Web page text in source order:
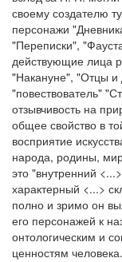
своему создателю
персонажи
"Переписки",
действующие лица
"Накануне", "Отцы и
"повествователь"
отзывчивость на
общее свойство в
восприятие
народа, родины,
это "внутренний
характерный <...>
полно и зримо он
его персонажей к
онтологическим и
ценностям человека.